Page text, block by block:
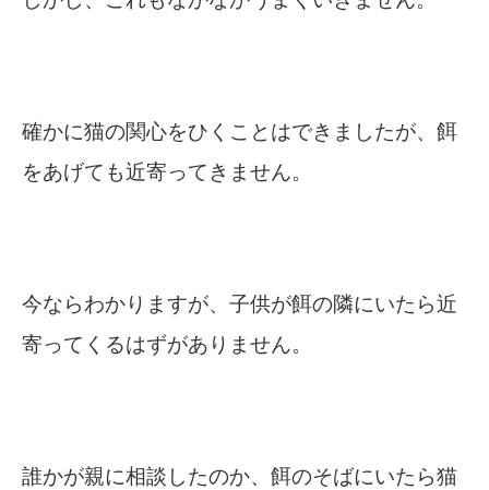
確かに猫の関心をひくことはできましたが、餌
をあげても近寄ってきません。
今ならわかりますが、子供が餌の隣にいたら近
寄ってくるはずがありません。
誰かが親に相談したのか、餌のそばにいたら猫